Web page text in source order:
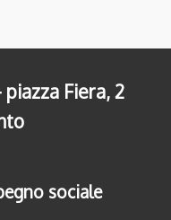
Fiera, 2
sociale